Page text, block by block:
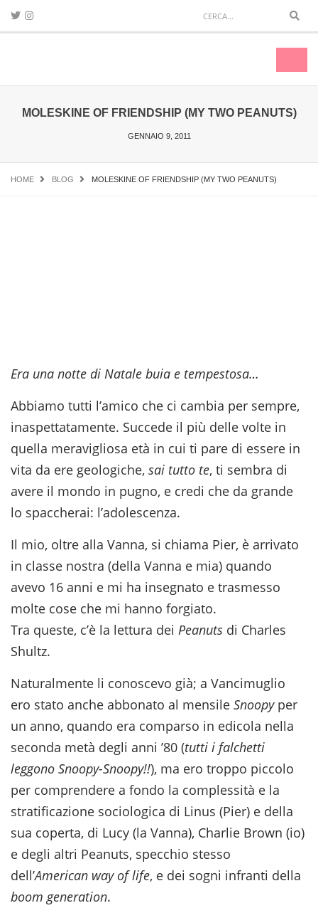
MOLESKINE OF FRIENDSHIP (MY TWO PEANUTS)
GENNAIO 9, 2011
HOME BLOG MOLESKINE OF FRIENDSHIP (MY TWO PEANUTS)
Era una notte di Natale buia e tempestosa…
Abbiamo tutti l’amico che ci cambia per sempre,
inaspettatamente. Succede il più delle volte in
quella meravigliosa età in cui ti pare di essere in
vita da ere geologiche, sai tutto te, ti sembra di
avere il mondo in pugno, e credi che da grande
lo spaccherai: l’adolescenza.
Il mio, oltre alla Vanna, si chiama Pier, è arrivato
in classe nostra (della Vanna e mia) quando
avevo 16 anni e mi ha insegnato e trasmesso
molte cose che mi hanno forgiato.
Tra queste, c’è la lettura dei Peanuts di Charles
Shultz.
Naturalmente li conoscevo già; a Vancimuglio
ero stato anche abbonato al mensile Snoopyper
un anno, quando era comparso in edicola nella
seconda metà degli anni ’80 (tutti i falchetti
leggono Snoopy-Snoopy!!), ma ero troppo piccolo
per comprendere a fondo la complessità e la
stratificazione sociologica di Linus (Pier) e della
sua coperta, di Lucy (la Vanna), Charlie Brown (io)
e degli altri Peanuts, specchio stesso
dell’American way of life, e dei sogni infranti della
boom generation.